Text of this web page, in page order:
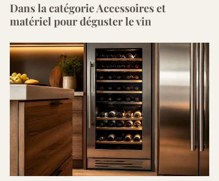
Dans la catégorie Accessoires et
matériel pour déguster le vin